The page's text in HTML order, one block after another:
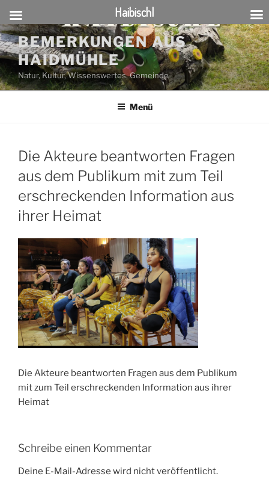
Zum
Inhalt
springen
BEMERKUNGEN AUS
HAIDMÜHLE
Natur, Kultur, Wissenswertes, Gemeinde
Menü
Die Akteure beantworten Fragen
aus dem Publikum mit zum Teil
erschreckenden Information aus
ihrer Heimat
Die Akteure beantworten Fragen aus dem Publikum
mit zum Teil erschreckenden Information aus ihrer
Heimat
Schreibe einen Kommentar
Deine E-Mail-Adresse wird nicht veröffentlicht.
Haibischl